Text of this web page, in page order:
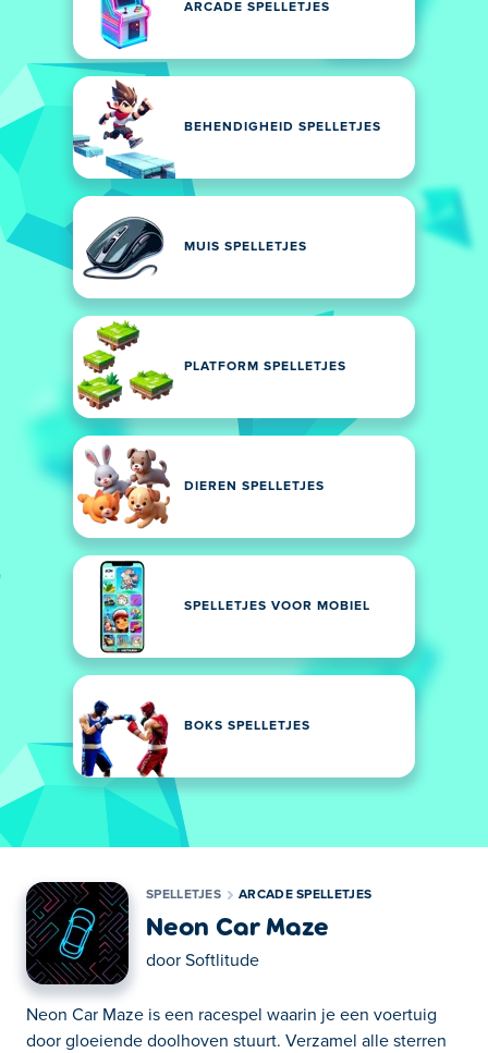
ARCADE SPELLETJES
BEHENDIGHEID SPELLETJES
MUIS SPELLETJES
PLATFORM SPELLETJES
DIEREN SPELLETJES
SPELLETJES VOOR MOBIEL
BOKS SPELLETJES
SPELLETJES ARCADE SPELLETJES
Neon Car Maze
door Softlitude
Neon Car Maze is een racespel waarin je een voertuig
door gloeiende doolhoven stuurt. Verzamel alle sterren